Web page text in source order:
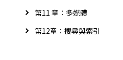
第11 章：多媒體
第12章：搜尋與索引